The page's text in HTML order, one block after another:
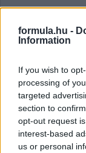
formula.hu -
Information
If you wish to
processing of
targeted
section to
opt-out request
interest-based
us or personal
Húha!
sikánon, és
versenyző
14:53
A hátsó
ugrálni kellett az
sem működik